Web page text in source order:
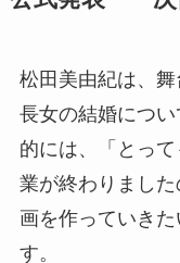
松田美由紀は、舞
長女の結婚につ
的には、「とっ
業が終わりまし
画を作っていき
す。